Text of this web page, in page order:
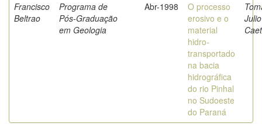
Francisco
Beltrao
Programa de
Pós-Graduação
em Geologia
Abr-1998
O processo
erosivo e o
material
hidro-
transportado
na bacia
hidrográfica
do rio Pinhal
no Sudoeste
do Paraná
Julio